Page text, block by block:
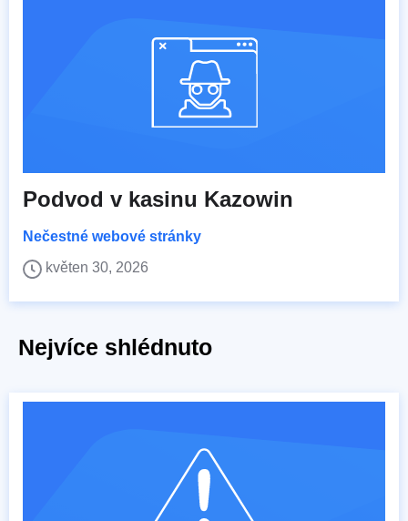
Podvod v kasinu Kazowin
Nečestné webové stránky
květen 30, 2026
Nejvíce shlédnuto